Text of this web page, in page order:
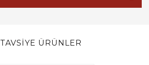
TAVSİYE ÜRÜNLER